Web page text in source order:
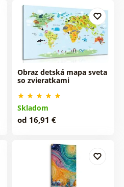
Obraz detská mapa sveta
so zvieratkami
Skladom
od 16,91 €